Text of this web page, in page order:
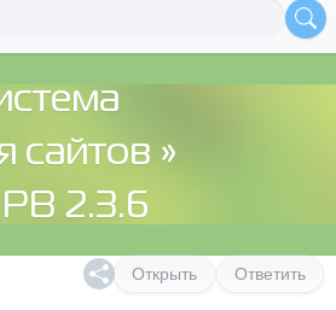
сайтов »
2.3.6
Открыть Ответить